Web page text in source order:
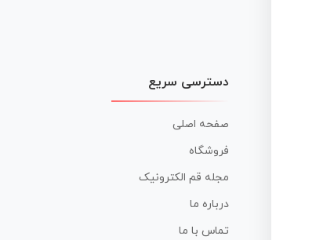
دسترسی سریع
صفحه اصلی
فروشگاه
مجله قم الکترونیک
درباره ما
تماس با ما